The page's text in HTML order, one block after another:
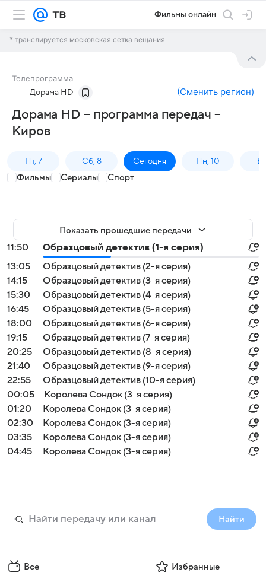
Фильмы онлайн
* транслируется московская сетка вещания
Телепрограмма
Дорама HD (Сменить регион)
Дорама HD – программа передач –
Киров
Пт, 7 Сб, 8 Сегодня Пн, 10
Фильмы Сериалы Спорт
Показать прошедшие передачи
11:50
Образцовый детектив (1-я серия)
13:05
Образцовый детектив (2-я серия)
14:15
Образцовый детектив (3-я серия)
15:30
Образцовый детектив (4-я серия)
16:45
Образцовый детектив (5-я серия)
18:00
Образцовый детектив (6-я серия)
19:15
Образцовый детектив (7-я серия)
20:25
Образцовый детектив (8-я серия)
21:40
Образцовый детектив (9-я серия)
22:55
Образцовый детектив (10-я серия)
00:05
Королева Сондок (3-я серия)
01:20
Королева Сондок (3-я серия)
02:30
Королева Сондок (3-я серия)
03:35
Королева Сондок (3-я серия)
04:45
Королева Сондок (3-я серия)
Найти
Все Избранные